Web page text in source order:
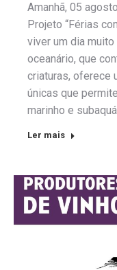
Amanhã, 05
Projeto “Férias
viver um dia
oceanário, que
criaturas, oferece
únicas que
marinho e
Ler mais